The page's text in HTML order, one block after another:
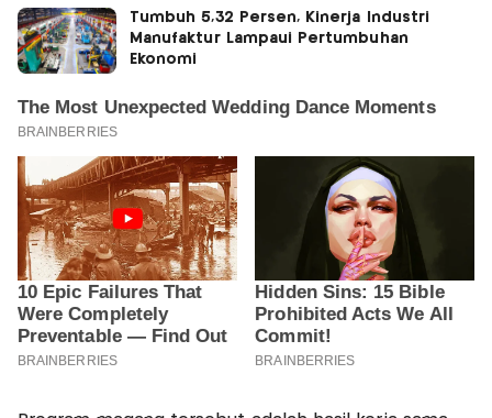
Tumbuh 5,32 Persen, Kinerja Industri
Manufaktur Lampaui Pertumbuhan
Ekonomi